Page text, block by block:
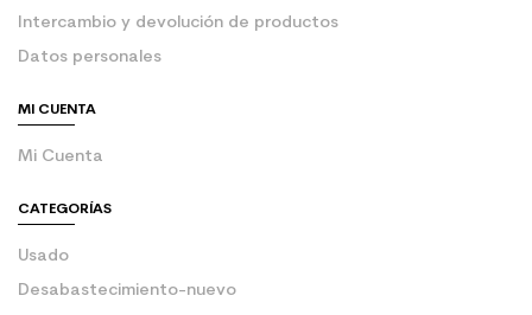
Intercambio y devolución de productos
Datos personales
MI CUENTA
Mi Cuenta
CATEGORÍAS
Usado
Desabastecimiento-nuevo